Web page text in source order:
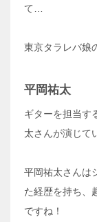
て…
東京タラレバ娘
平岡祐太
ギターを担当す
太さんが演じて
平岡祐太さんは
た経歴を持ち、
ですね！